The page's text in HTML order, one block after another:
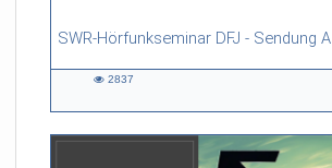
SWR-Hörfunkseminar DFJ - Sendung A
25:20 duration
2837